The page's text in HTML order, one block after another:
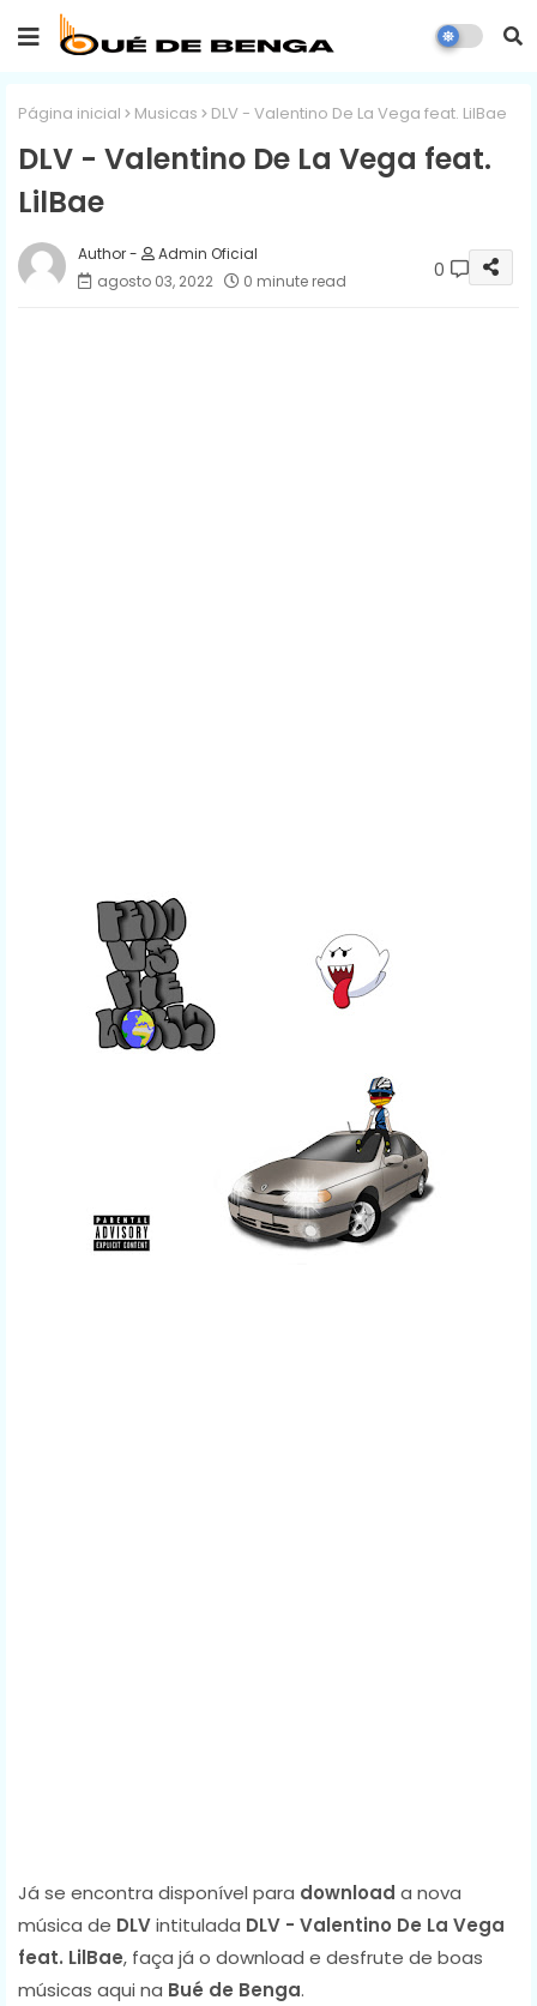
Página inicial Musicas DLV - Valentino De La Vega feat. LilBae
DLV - Valentino De La Vega feat.
LilBae
Admin Oficial
agosto 03, 2022
0 minute read 0
Já se encontra disponível para download a nova
música de DLVintitulada DLV - Valentino De La Vega
feat. LilBae, faça já o download e desfrute de boas
músicas aqui na Bué de Benga.